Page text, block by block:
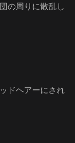
の周りに散乱し
ドヘアーにされ